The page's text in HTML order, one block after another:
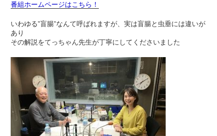
番組ホームページはこちら！
いわゆる”盲腸”なんて呼ばれますが、実は盲腸と虫垂には違いが
あり
その解説をてっちゃん先生が丁寧にしてくださいました